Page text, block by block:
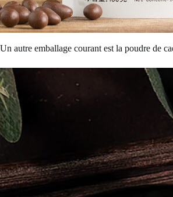
Un autre emballage courant est la poudre de